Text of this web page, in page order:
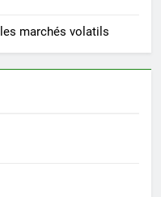
marchés volatils